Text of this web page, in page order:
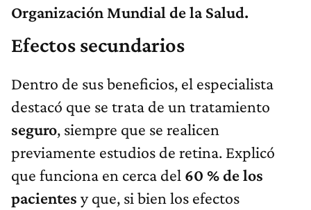
Organización Mundial de la Salud.
Efectos secundarios
Dentro de sus beneficios, el especialista
destacó que se trata de un tratamiento
seguro, siempre que se realicen
previamente estudios de retina. Explicó
que funciona en cerca del 60 % de los
pacientes y que, si bien los efectos